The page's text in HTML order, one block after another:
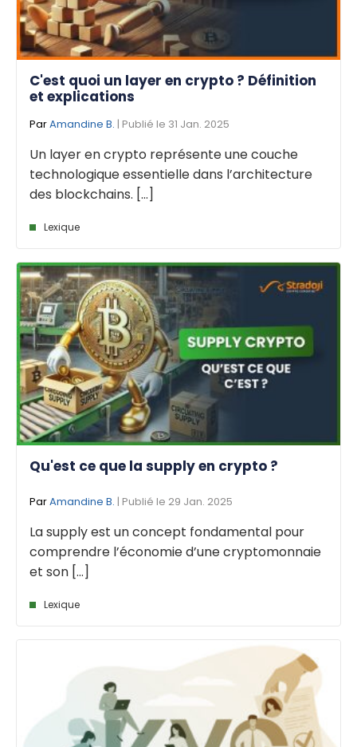
C'est quoi un layer en crypto ? Définition
et explications
ParAmandine B. | Publié le 31 Jan. 2025
Un layer en crypto représente une couche
technologique essentielle dans l’architecture
des blockchains. [...]
Lexique
Qu'est ce que la supply en crypto ?
ParAmandine B. | Publié le 29 Jan. 2025
La supply est un concept fondamental pour
comprendre l’économie d’une cryptomonnaie
et son [...]
Lexique